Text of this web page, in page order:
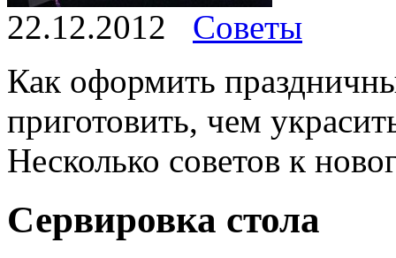
22.12.2012
Советы
Как оформить
приготовить, чем
Несколько советов к
Сервировка стола